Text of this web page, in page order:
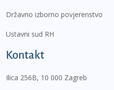
Državno izborno povjerenstvo
Ustavni sud RH
Kontakt
Ilica 256B, 10 000 Zagreb